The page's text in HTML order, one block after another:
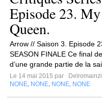
Episode 23.
Queen.
Arrow // Saison 3. Episode
SEASON FINALE Ce final
d’une grande partie de la
Le 14 mai 2015 par
NONE NONE NONE NONE